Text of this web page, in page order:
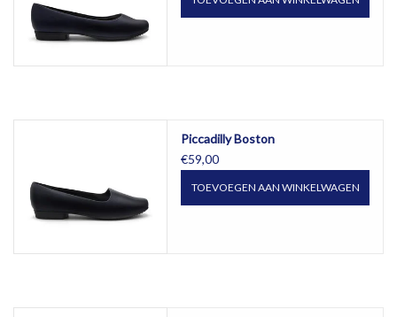
Piccadilly Boston
€59,00
TOEVOEGEN AAN WINKELWAGEN